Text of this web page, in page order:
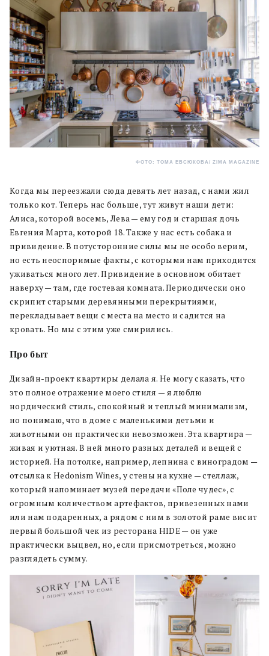
ФОТО: ТОМА ЕВСЮКОВА/ ZIMA MAGAZINE
Когда мы переезжали сюда девять лет назад, с нами жил
только кот. Теперь нас больше, тут живут наши дети:
Алиса, которой восемь, Лева — ему год и старшая дочь
Евгения Марта, которой 18. Также у нас есть собака и
привидение. В потусторонние силы мы не особо верим,
но есть неоспоримые факты, с которыми нам приходится
уживаться много лет. Привидение в основном обитает
наверху — там, где гостевая комната. Периодически оно
скрипит старыми деревянными перекрытиями,
перекладывает вещи с места на место и садится на
кровать. Но мы с этим уже смирились.
Про быт
Дизайн-проект квартиры делала я. Не могу сказать, что
это полное отражение моего стиля — я люблю
нордический стиль, спокойный и теплый минимализм,
но понимаю, что в доме с маленькими детьми и
животными он практически невозможен. Эта квартира —
живая и уютная. В ней много разных деталей и вещей с
историей. На потолке, например, лепнина с виноградом —
отсылка к Hedonism Wines, у стены на кухне — стеллаж,
который напоминает музей передачи «Поле чудес», с
огромным количеством артефактов, привезенных нами
или нам подаренных, а рядом с ним в золотой раме висит
первый большой чек из ресторана HIDE — он уже
практически выцвел, но, если присмотреться, можно
разглядеть сумму.